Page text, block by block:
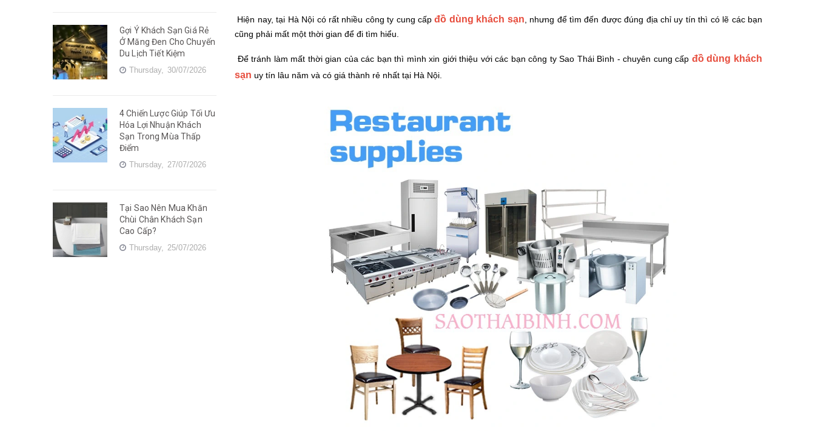
Hiện nay, tại Hà Nội có rất nhiều công ty cung cấpđồ dùng khách sạn , nhưng để tìm đến được đúng địa chỉ uy tín thì có lẽ các bạn
cũng phải mất một thời gian để đi tìm hiểu.
Để tránh làm mất thời gian của các bạn thì mình xin giới thiệu với các bạn công ty Sao Thái Bình - chuyên cung cấp đồ dùng khách
sạn uy tín lâu năm và có giá thành rẻ nhất tại Hà Nội.
Gợi Ý Khách Sạn Giá Rẻ
Ở Măng Đen Cho Chuyến
Du Lịch Tiết Kiệm
Thursday, 30/07/2026
4 Chiến Lược Giúp Tối Ưu
Hóa Lợi Nhuận Khách
Sạn Trong Mùa Thấp
Điểm
Thursday, 27/07/2026
Tại Sao Nên Mua Khăn
Chùi Chân Khách Sạn
Cao Cấp?
Thursday, 25/07/2026